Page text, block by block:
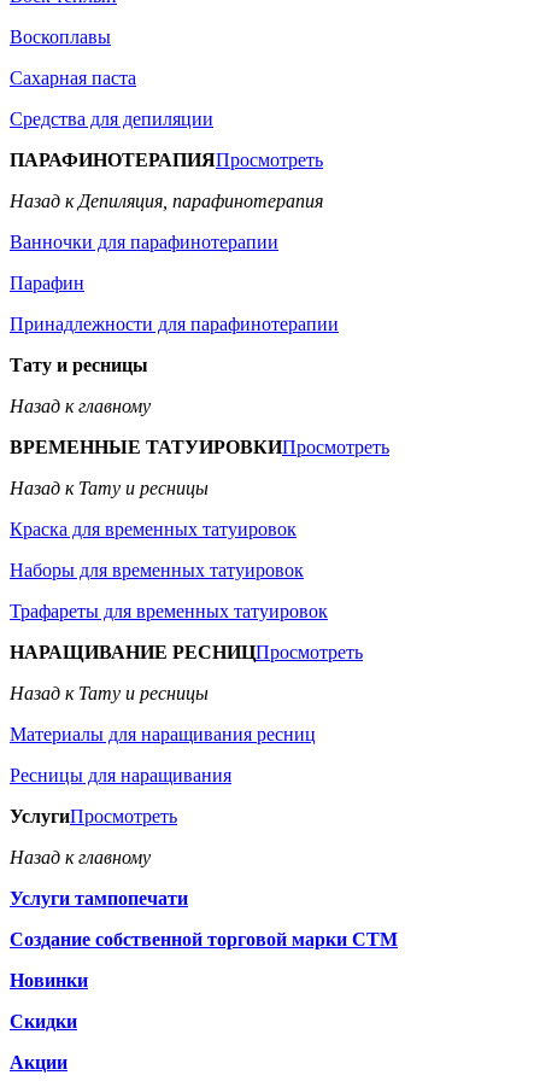
Воскоплавы
Сахарная паста
Средства для депиляции
ПАРАФИНОТЕРАПИЯПросмотреть
Назад к Депиляция, парафинотерапия
Ванночки для парафинотерапии
Парафин
Принадлежности для парафинотерапии
Тату и ресницы
Назад к главному
ВРЕМЕННЫЕ ТАТУИРОВКИПросмотреть
Назад к Тату и ресницы
Краска для временных татуировок
Наборы для временных татуировок
Трафареты для временных татуировок
НАРАЩИВАНИЕ РЕСНИЦПросмотреть
Назад к Тату и ресницы
Материалы для наращивания ресниц
Ресницы для наращивания
УслугиПросмотреть
Назад к главному
Услуги тампопечати
Создание собственной торговой марки СТМ
Новинки
Скидки
Акции